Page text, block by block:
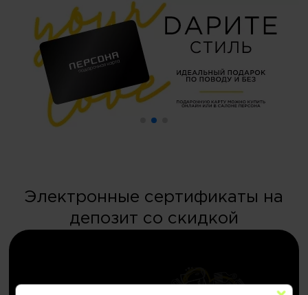
Электронные сертификаты на
депозит со скидкой